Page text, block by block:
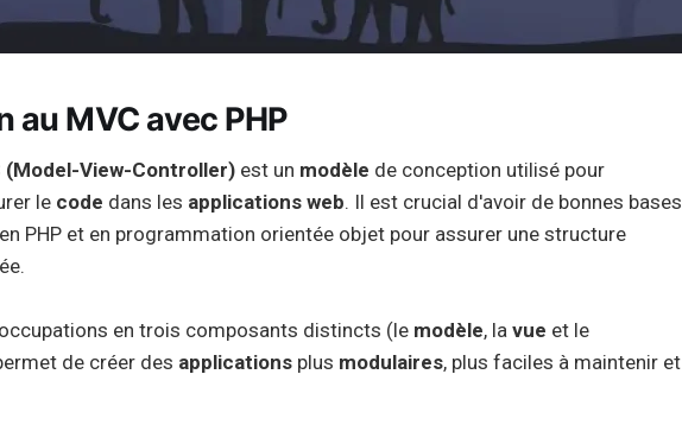
au MVC avec PHP
(Model-View-Controller) est un modèle de conception utilisé pour
le code dans les applications web. Il est crucial d'avoir de bonnes bases
PHP et en programmation orientée objet pour assurer une structure
en trois composants distincts (le modèle, la vue et le
de créer des applications plus modulaires, plus faciles à maintenir et